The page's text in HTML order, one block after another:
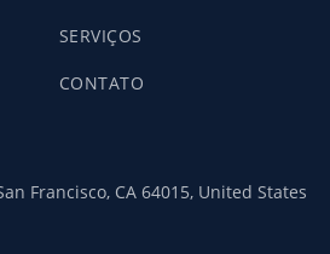
SERVIÇOS
CONTATO
Francisco, CA 64015, United States